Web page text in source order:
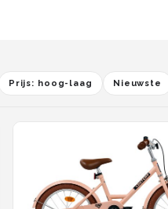
Prijs: hoog-laag Nieuwste